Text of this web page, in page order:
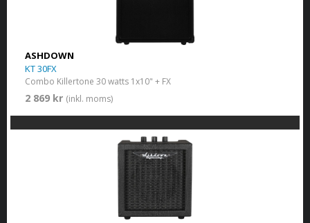
ASHDOWN
KT 30FX
Combo Killertone 30 watts 1x10" + FX
2 869 kr (inkl. moms)